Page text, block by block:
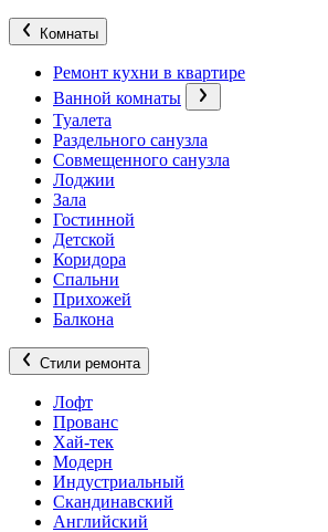
Комнаты
Ремонт кухни в квартире
Ванной комнаты
Туалета
Раздельного санузла
Совмещенного санузла
Лоджии
Зала
Гостинной
Детской
Коридора
Спальни
Прихожей
Балкона
Стили ремонта
Лофт
Прованс
Хай-тек
Модерн
Индустриальный
Скандинавский
Английский